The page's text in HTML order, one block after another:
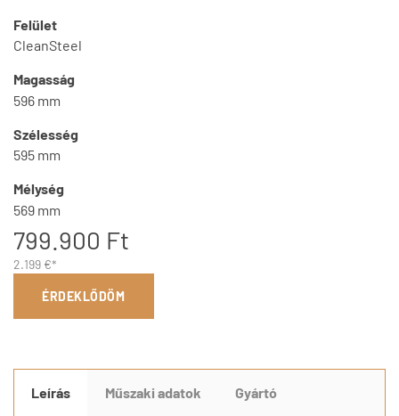
Felület
CleanSteel
Magasság
596 mm
Szélesség
595 mm
Mélység
569 mm
799.900 Ft
2.199 €*
ÉRDEKLŐDÖM
Leírás Műszaki adatok Gyártó